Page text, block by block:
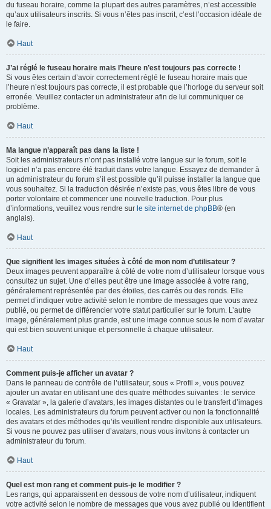
du fuseau horaire, comme la plupart des autres paramètres, n’est accessible
qu’aux utilisateurs inscrits. Si vous n’êtes pas inscrit, c’est l’occasion idéale de
le faire.
Haut
J’ai réglé le fuseau horaire mais l’heure n’est toujours pas correcte !
Si vous êtes certain d’avoir correctement réglé le fuseau horaire mais que
l’heure n’est toujours pas correcte, il est probable que l’horloge du serveur soit
erronée. Veuillez contacter un administrateur afin de lui communiquer ce
problème.
Haut
Ma langue n’apparaît pas dans la liste !
Soit les administrateurs n’ont pas installé votre langue sur le forum, soit le
logiciel n’a pas encore été traduit dans votre langue. Essayez de demander à
un administrateur du forum s’il est possible qu’il puisse installer la langue que
vous souhaitez. Si la traduction désirée n’existe pas, vous êtes libre de vous
porter volontaire et commencer une nouvelle traduction. Pour plus
d’informations, veuillez vous rendre sur le site internet de phpBB® (en
anglais).
Haut
Que signifient les images situées à côté de mon nom d’utilisateur ?
Deux images peuvent apparaître à côté de votre nom d’utilisateur lorsque vous
consultez un sujet. Une d’elles peut être une image associée à votre rang,
généralement représentée par des étoiles, des carrés ou des ronds. Elle
permet d’indiquer votre activité selon le nombre de messages que vous avez
publié, ou permet de différencier votre statut particulier sur le forum. L’autre
image, généralement plus grande, est une image connue sous le nom d’avatar
qui est bien souvent unique et personnelle à chaque utilisateur.
Haut
Comment puis-je afficher un avatar ?
Dans le panneau de contrôle de l’utilisateur, sous « Profil », vous pouvez
ajouter un avatar en utilisant une des quatre méthodes suivantes : le service
« Gravatar », la galerie d’avatars, les images distantes ou le transfert d’images
locales. Les administrateurs du forum peuvent activer ou non la fonctionnalité
des avatars et des méthodes qu’ils veuillent rendre disponible aux utilisateurs.
Si vous ne pouvez pas utiliser d’avatars, nous vous invitons à contacter un
administrateur du forum.
Haut
Quel est mon rang et comment puis-je le modifier ?
Les rangs, qui apparaissent en dessous de votre nom d’utilisateur, indiquent
votre activité selon le nombre de messages que vous avez publié ou identifient